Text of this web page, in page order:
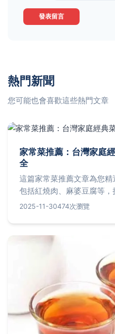
發表留言
熱門新聞
您可能也會喜歡這些熱門文章
家常菜推薦：台灣家庭
全
這篇家常菜推薦文章為您精
包括紅燒肉、麻婆豆腐等
與烹飪技巧。無論是新手或
2025-11-30474次瀏覽